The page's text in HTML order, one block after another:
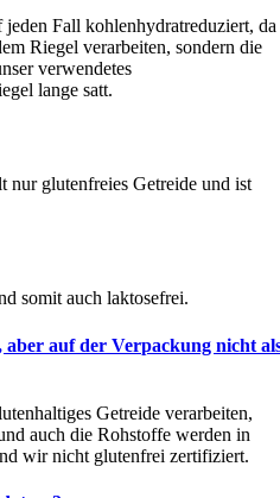
Fall kohlenhydratreduziert, da
Riegel verarbeiten, sondern die
verwendetes
lange satt.
glutenfreies Getreide und ist
somit auch laktosefrei.
auf der Verpackung nicht
Getreide verarbeiten,
auch die Rohstoffe werden in
wir nicht glutenfrei zertifiziert.